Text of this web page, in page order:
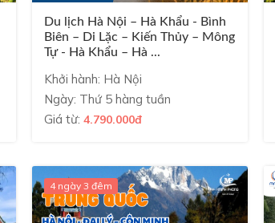
Du lịch Hà Nội – Hà Khẩu - Bình
Biên – Di Lặc – Kiến Thủy – Mông
Tự - Hà Khẩu – Hà ...
Khởi hành: Hà Nội
Ngày: Thứ 5 hàng tuần
Giá từ: 4.790.000đ
4 ngày 3 đêm